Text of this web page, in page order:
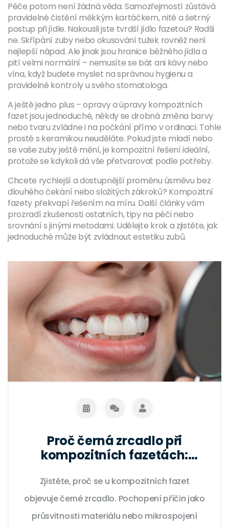
Péče potom není žádná věda. Samozřejmostí zůstává
pravidelné čistění měkkým kartáčkem, nitě a šetrný
postup při jídle. Nakousli jste tvrdší jídlo fazetou? Radši
ne. Skřípání zuby nebo okusování tužek rovněž není
nejlepší nápad. Ale jinak jsou hranice běžného jídla a
pití velmi normální – nemusíte se bát ani kávy nebo
vína, když budete myslet na správnou hygienu a
pravidelné kontroly u svého stomatologa.
A ještě jedno plus – opravy a úpravy kompozitních
fazet jsou jednoduché, někdy se drobná změna barvy
nebo tvaru zvládne i na počkání přímo v ordinaci. Tohle
prostě s keramikou neuděláte. Pokud jste mladí nebo
se vaše zuby ještě mění, je kompozitní řešení ideální,
protože se kdykoli dá vše přetvarovat podle potřeby.
Chcete rychlejší a dostupnější proměnu úsměvu bez
dlouhého čekání nebo složitých zákroků? Kompozitní
fazety překvapí řešením na míru. Další články vám
prozradí zkušenosti ostatních, tipy na péči nebo
srovnání s jinými metodami. Udělejte krok a zjistěte, jak
jednoduché může být zvládnout estetiku zubů.
Proč černá zrcadlo při
kompozitních fazetách:
Zjistěte, proč se u kompozitních fazet
objevuje černé zrcadlo. Pochopení příčin jako
průsvitnosti materiálu nebo mikrospojení